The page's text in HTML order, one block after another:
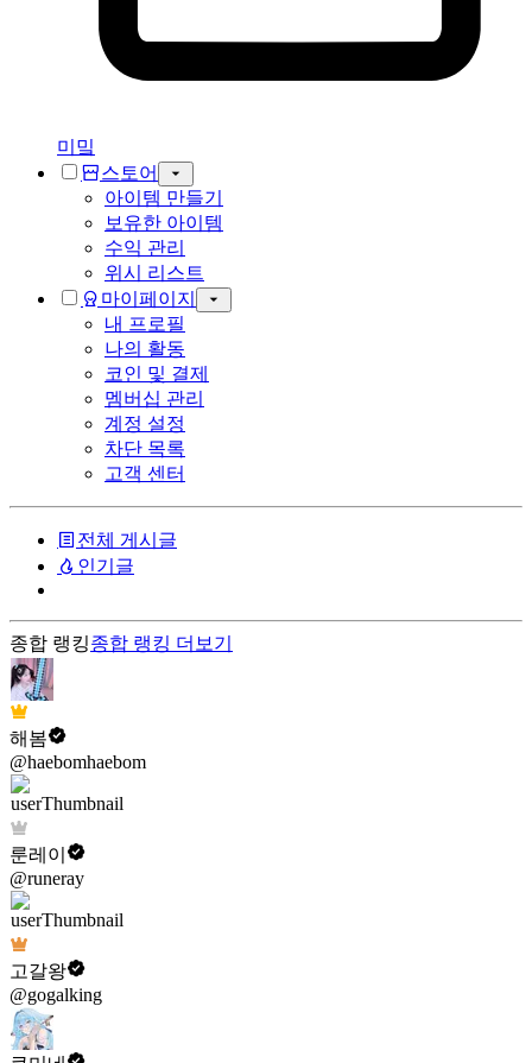
미밐
스토어
아이템 만들기
보유한 아이템
수익 관리
위시 리스트
마이페이지
내 프로필
나의 활동
코인 및 결제
멤버십 관리
계정 설정
차단 목록
고객 센터
전체 게시글
인기글
종합 랭킹종합 랭킹 더보기
해봄
@haebomhaebom
룬레이
@runeray
고갈왕
@gogalking